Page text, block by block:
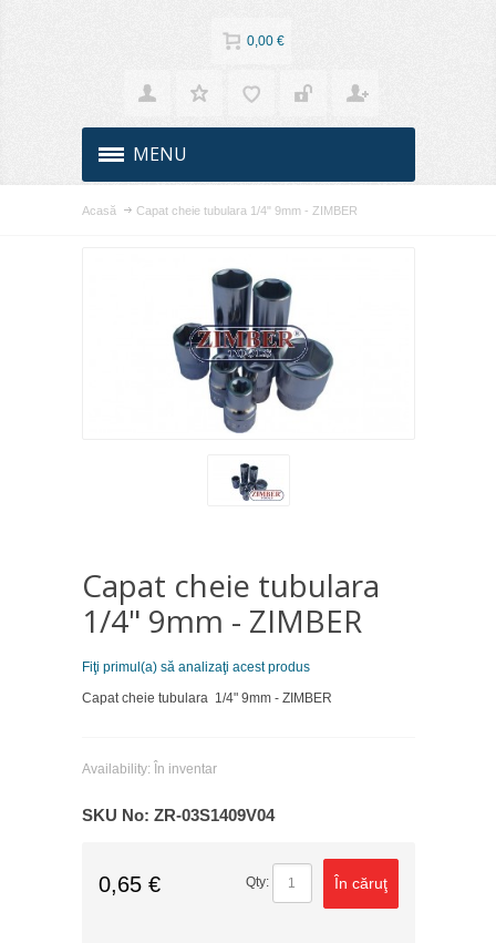
0,00 €
MENU
Acasă Capat cheie tubulara 1/4" 9mm - ZIMBER
Capat cheie tubulara
1/4" 9mm - ZIMBER
Fiţi primul(a) să analizaţi acest produs
Capat cheie tubulara 1/4" 9mm - ZIMBER
Availability: În inventar
SKU No: ZR-03S1409V04
0,65 € Qty: În căruţ